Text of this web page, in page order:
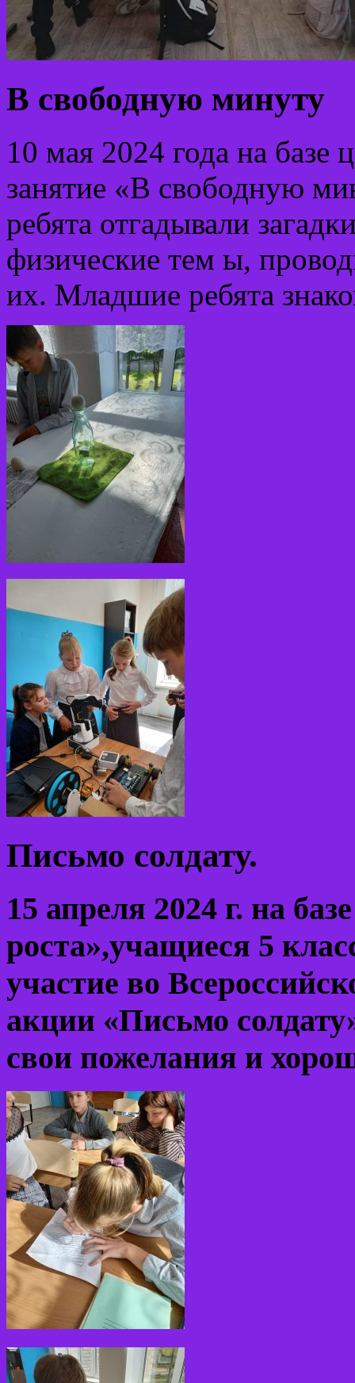
В свободную минуту
10 мая 2024 года на базе
занятие «В свободную
ребята отгадывали
физические тем ы,
их. Младшие ребята
Письмо солдату.
15 апреля 2024 г. на
роста»,учащиеся 5
участие во
акции «Письмо
свои пожелания и